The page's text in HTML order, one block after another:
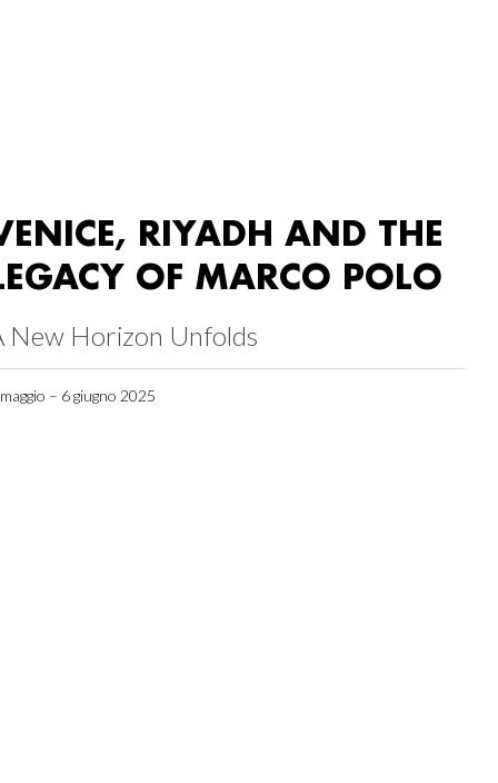
RIYADH AND THE
OF MARCO POLO
New Horizon Unfolds
– 6 giugno 2025